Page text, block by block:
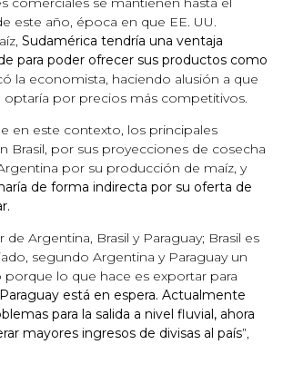
este año, época en que EE. UU.
Sudamérica tendría una ventaja
para poder ofrecer sus productos como
la economista, haciendo alusión a que
por precios más competitivos.
en este contexto, los principales
Brasil, por sus proyecciones de cosecha
por su producción de maíz, y
de forma indirecta por su oferta de
de Argentina, Brasil y Paraguay; Brasil es
segundo Argentina y Paraguay un
lo que hace es exportar para
Paraguay está en espera. Actualmente
para la salida a nivel fluvial, ahora
mayores ingresos de divisas al país”,